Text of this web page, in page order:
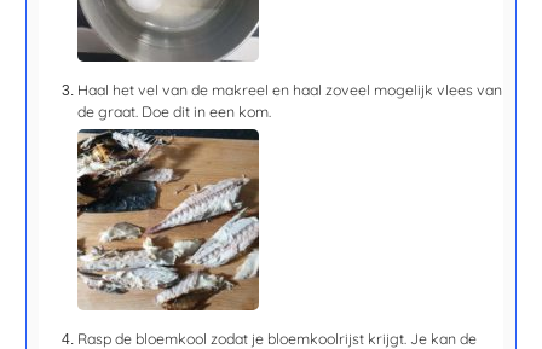
Haal het vel van de makreel en haal zoveel mogelijk vlees van
de graat. Doe dit in een kom.
Rasp de bloemkool zodat je bloemkoolrijst krijgt. Je kan de